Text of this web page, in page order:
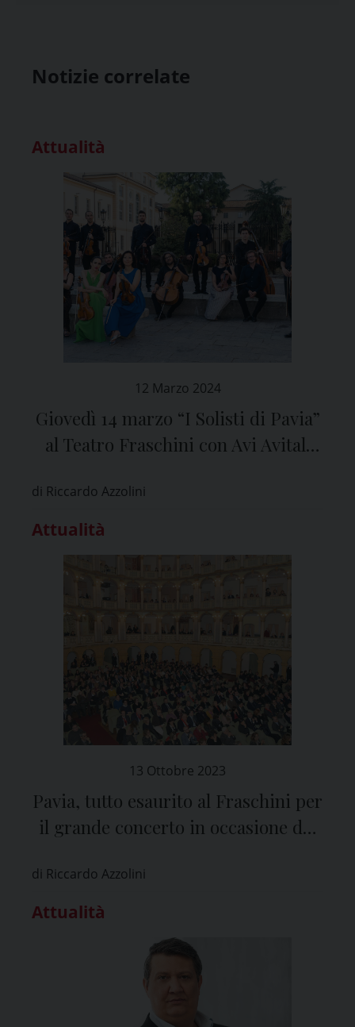
Notizie correlate
Attualità
12 Marzo 2024
Giovedì 14 marzo “I Solisti di Pavia”
al Teatro Fraschini con Avi Avital,
virtuoso del mandolino
di Riccardo Azzolini
Attualità
13 Ottobre 2023
Pavia, tutto esaurito al Fraschini per
il grande concerto in occasione dei
di Riccardo Azzolini
Attualità